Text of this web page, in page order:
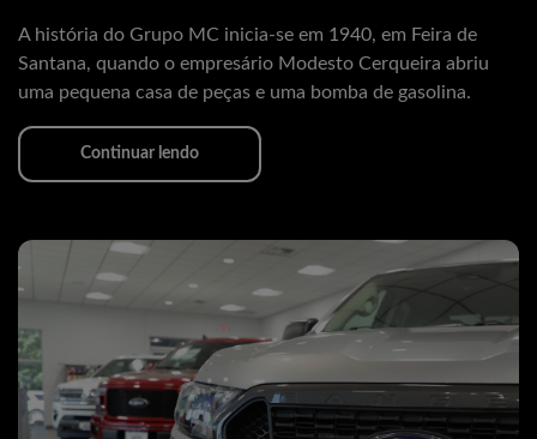
A história do Grupo MC inicia-se em 1940, em Feira de
Santana, quando o empresário Modesto Cerqueira abriu
uma pequena casa de peças e uma bomba de gasolina.
Continuar lendo